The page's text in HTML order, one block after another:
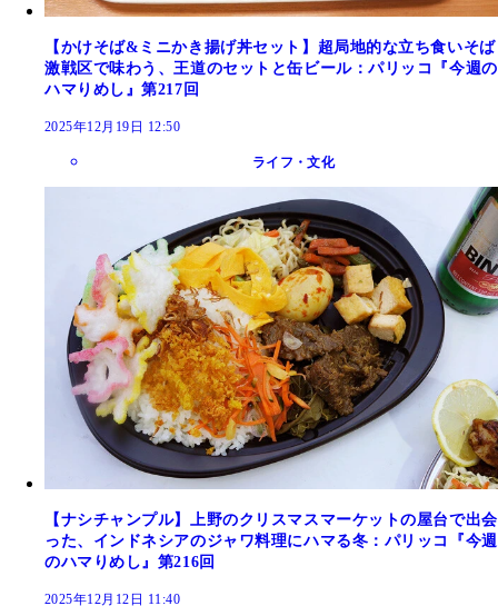
【かけそば&ミニかき揚げ丼セット】超局地的な立ち食いそば
激戦区で味わう、王道のセットと缶ビール：パリッコ『今週の
ハマりめし』第217回
2025年12月19日 12:50
ライフ・文化
【ナシチャンプル】上野のクリスマスマーケットの屋台で出会
った、インドネシアのジャワ料理にハマる冬：パリッコ『今週
のハマりめし』第216回
2025年12月12日 11:40